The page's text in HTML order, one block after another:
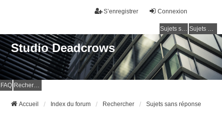
Connexion
S’enregistrer
Sujets sans réponse Sujets actifs
Studio Deadcrows
FAQ Rechercher
Accueil Index du forum Rechercher Sujets sans réponse